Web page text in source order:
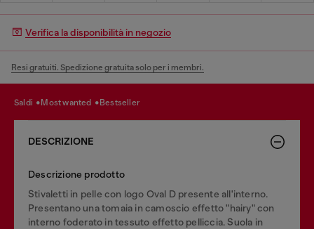
Verifica la disponibilità in negozio
Resi gratuiti. Spedizione gratuita solo per i membri.
saldi most wanted bestseller
DESCRIZIONE
Descrizione prodotto
Stivaletti in pelle con logo Oval D presente all'interno.
Presentano una tomaia in camoscio effetto "hairy" con
interno foderato in tessuto effetto pelliccia. Suola in